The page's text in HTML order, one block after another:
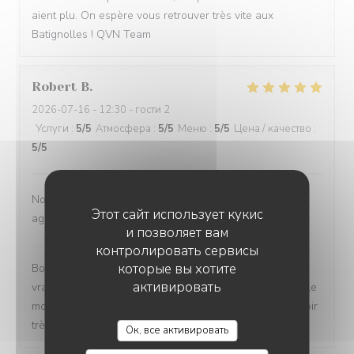
Этот сайт использует кукис
и позволяет вам
контролировать сервисы
которые вы хотите
активировать
Ок, все активировать
aient plu. On espère vous retrouver très vite aux
Batignolles ! QVN Team
Robert B
2026-07-16 - 12:30 - гости 2
Услуги : 5/5 Атмосфера : 5/5 Меню : 5/5 Цена / качество :
5/5
Nourriture créative et délicieuse. Atmosphère calme et
agréable. À ne pas manquer.
QUATRE VINGT NEUF ответил(а) на этот отзыв
Bonjour Robert, Merci pour ce si beau retour ! C'est un
vrai bonheur de savoir que vous avez passé un agréable
moment dans notre établissement. On espère vous revoir
très vite ! QVN Team